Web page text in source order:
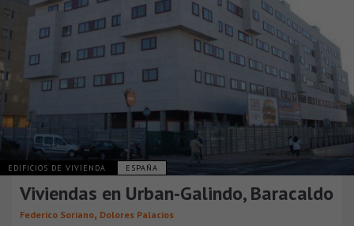
EDIFICIOS DE VIVIENDA ESPAÑA
Viviendas en Urban-Galindo, Baracaldo
Federico Soriano, Dolores Palacios